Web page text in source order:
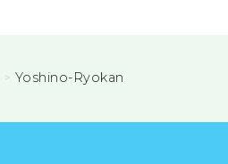
Yoshino-Ryokan